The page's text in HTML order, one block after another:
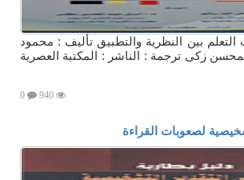
بين النظرية والتطبيق تأليف : محمود
زكى ترجمة : الناشر : المكتبة العصرية
لصعوبات القراءة